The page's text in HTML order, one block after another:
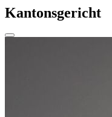
Kantonsgericht